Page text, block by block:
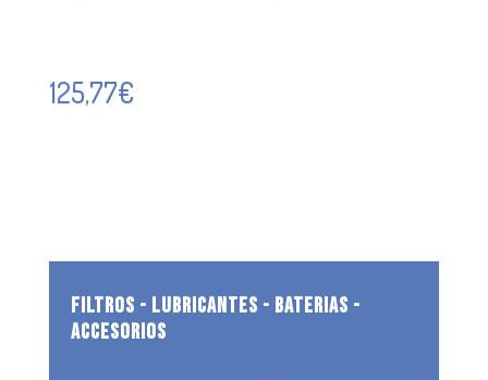
125,77€
FILTROS - LUBRICANTES - BATERIAS -
ACCESORIOS